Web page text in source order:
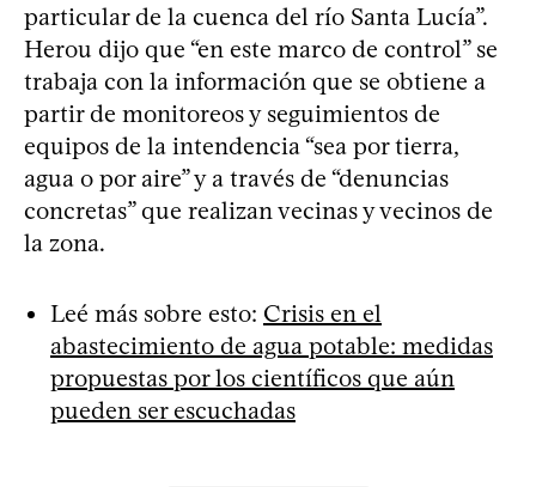
particular de la cuenca del río Santa Lucía”.
Herou dijo que “en este marco de control” se
trabaja con la información que se obtiene a
partir de monitoreos y seguimientos de
equipos de la intendencia “sea por tierra,
agua o por aire” y a través de “denuncias
concretas” que realizan vecinas y vecinos de
la zona.
Leé más sobre esto: Crisis en el
abastecimiento de agua potable: medidas
propuestas por los científicos que aún
pueden ser escuchadas